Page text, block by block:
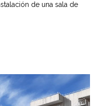
de una sala de